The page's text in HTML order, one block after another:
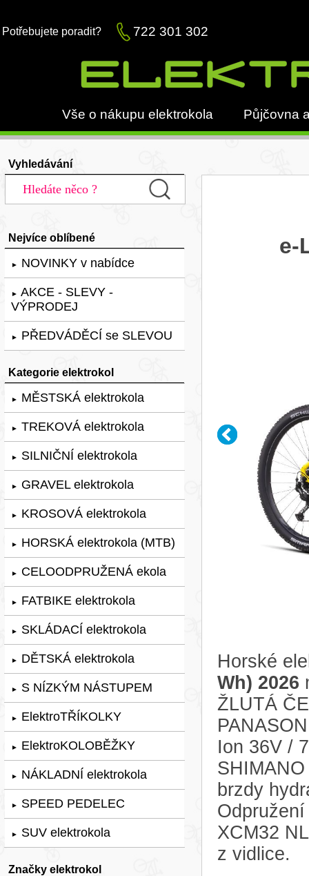
Potřebujete poradit? 722 301 302
Vše o nákupu elektrokola Půjčovna
Vyhledávání
Nejvíce oblíbené
► NOVINKY v nabídce
► AKCE - SLEVY -
VÝPRODEJ
► PŘEDVÁDĚCÍ se SLEVOU
Kategorie elektrokol
► MĚSTSKÁ elektrokola
► TREKOVÁ elektrokola
► SILNIČNÍ elektrokola
► GRAVEL elektrokola
► KROSOVÁ elektrokola
► HORSKÁ elektrokola (MTB)
► CELOODPRUŽENÁ ekola
► FATBIKE elektrokola
► SKLÁDACÍ elektrokola
► DĚTSKÁ elektrokola
► S NÍZKÝM NÁSTUPEM
► ElektroTŘÍKOLKY
► ElektroKOLOBĚŽKY
► NÁKLADNÍ elektrokola
► SPEED PEDELEC
► SUV elektrokola
Značky elektrokol
e-
Horské
Wh) 2026
ŽLUTÁ
Ion 36V /
brzdy
XCM32
z vidlice.